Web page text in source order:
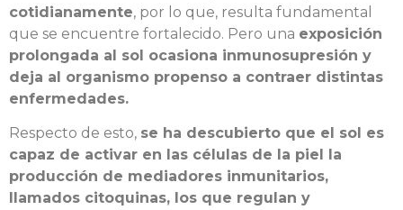
cotidianamente, por lo que, resulta fundamental
que se encuentre fortalecido. Pero una exposición
prolongada al sol ocasiona inmunosupresión y
deja al organismo propenso a contraer distintas
enfermedades.
Respecto de esto, se ha descubierto que el sol es
capaz de activar en las células de la piel la
producción de mediadores inmunitarios,
llamados citoquinas, los que regulan y